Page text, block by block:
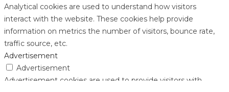
Analytical cookies are used to understand how visitors
interact with the website. These cookies help provide
information on metrics the number of visitors, bounce rate,
traffic source, etc.
Advertisement
Advertisement
Advertisement cookies are used to provide visitors with